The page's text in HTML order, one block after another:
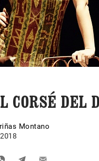
CORSÉ DEL
Montano